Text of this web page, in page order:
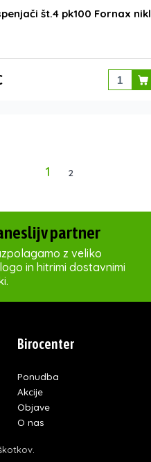
št.4 pk100 Fornax nikl
1 2
partner
z veliko
in hitrimi dostavnimi
Birocenter
Ponudba
Akcije
Objave
O nas